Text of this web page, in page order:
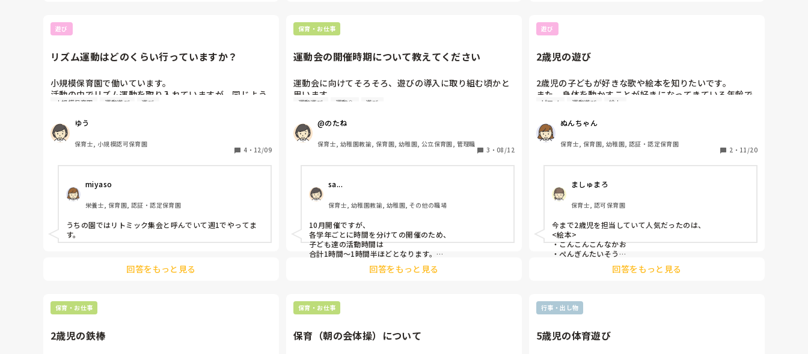
した。
人の親になるにも試験があるよ、という。
と、本線に戻して…
新人指導も同じですね。
前に働いていた園でも、よくリーダー会議で話していまし
た。
と。
提出期限が守れなかったら、ひとまず提出したことは褒め
て、次は間に合うといいね、どうすれば間に合うかな？な
んて。
大人の主体性、というか。
そんなもんか〜って思って、肩の力を抜いて違うところに
力を注ごうってするのもいいですよ。
遊び
リズム運動はどのくらい行っていますか？
小規模保育園で働いています。
活動の中でリズム運動を取り入れていますが、同じよう
いの回数をおこなっていますか？
小規模保育園 運動遊び 遊び
ゆう
保育士, 小規模認可保育園
4 ・ 12/09
miyaso
栄養士, 保育園, 認証・認定保育園
うちの園ではリトミック集会と呼んでいて週1でやってま
す。
回答をもっと見る
保育・お仕事
運動会の開催時期について教えてください
運動会に向けてそろそろ、遊びの導入に取り組む頃かと
思います。
一方で最近毎年議題に上がる「運動会の開催時期」につ
いて皆さんの園の状況をお伺いします。
運動会は春（6月ごろ）ですか？秋（王道の10月）です
か？初冬（11月）ですか？
我が園では、年長児の子ども同士の関わりややり取りの
経験を大切に考え、さらに気候（猛暑酷暑）を配慮すれ
ば11月が良いのか？と、毎年議論になります。
よろしくお願いします。
運動遊び 運動会 遊び
@のたね
保育士, 幼稚園教諭, 保育園, 幼稚園, 公立保育園, 管理職
3 ・ 08/12
sa...
保育士, 幼稚園教諭, 幼稚園, その他の職場
10月開催ですが、
各学年ごとに時間を分けての開催のため、
子ども達の活動時間は
合計1時間〜1時間半ほどとなります。
（保育者は一日中運動会です。
開会式も何回もやります。
また、11月初旬に、
近くの市民体育館をお借りして
運動参観を行っています。
屋内で空調完備のため、
回答をもっと見る
遊び
2歳児の遊び
2歳児の子どもが好きな歌や絵本を知りたいです。
また、身体を動かすことが好きになってきている年齢で
教えていただきたいです。
ピアノ 運動遊び 絵本
ぬんちゃん
保育士, 保育園, 幼稚園, 認証・認定保育園
2 ・ 11/20
ましゅまろ
保育士, 認可保育園
今まで2歳児を担当していて人気だったのは、
<絵本>
・こんこんこんなかお
・ぺんぎんたいそう
・ジャングルぐるぐる
・むっくりくまさん
こんな感じでしょうか！アレンジしやすいものや、ちょっ
とした時間に簡単に遊べる手遊びなどは応用しやすくて盛
回答をもっと見る
保育・お仕事
2歳児の鉄棒
保育・お仕事
保育（朝の会体操）について
行事・出し物
5歳児の体育遊び